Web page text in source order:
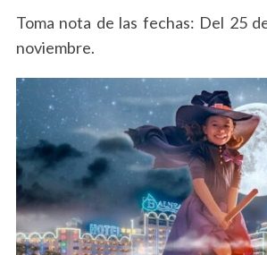
Toma nota de las fechas: Del 25
noviembre.